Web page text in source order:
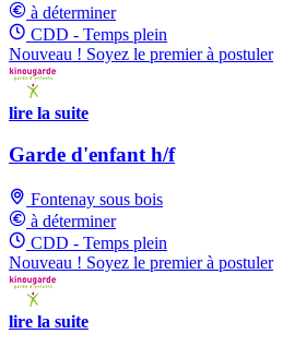
à déterminer
CDD - Temps plein
Nouveau ! Soyez le premier à postuler
lire la suite
Garde d'enfant h/f
Fontenay sous bois
à déterminer
CDD - Temps plein
Nouveau ! Soyez le premier à postuler
lire la suite